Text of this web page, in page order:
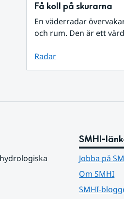
Få koll på skurarna
En väderradar
och rum. Den är ett
Radar
SMHI-
Jobba på
Om SMHI
SMHI-